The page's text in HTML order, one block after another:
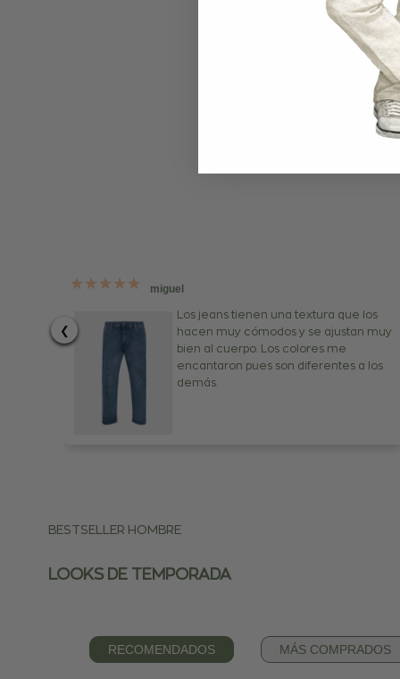
de
❮
miguel
Los jeans tienen una textura que los
hacen muy cómodos y se ajustan muy
bien al cuerpo. Los colores me
encantaron pues son diferentes a los
demás.
BESTSELLER HOMBRE
LOOKS DE TEMPORADA
RECOMENDADOS MÁS COMPRADOS